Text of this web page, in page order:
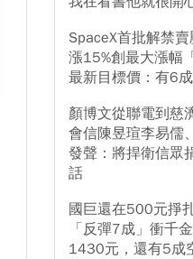
SpaceX首批解禁
漲15%創最大漲幅
最新目標價：有6
顏博文從聯電到慈
會信陳昱瑄李易儒
發聲：將捍衛信眾
話
國巨還在500元掙
「反彈7成」衝千
1430元，還有5成